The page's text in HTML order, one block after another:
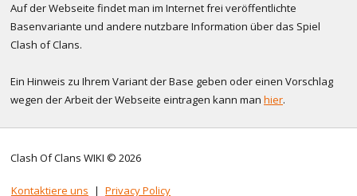
Auf der Webseite findet man im Internet frei veröffentlichte
Basenvariante und andere nutzbare Information über das Spiel
Clash of Clans.
Ein Hinweis zu Ihrem Variant der Base geben oder einen Vorschlag
wegen der Arbeit der Webseite eintragen kann man hier.
Clash Of Clans WIKI © 2026
Kontaktiere uns | Privacy Policy